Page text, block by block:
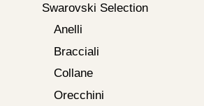
Swarovski Selection
Anelli
Bracciali
Collane
Orecchini